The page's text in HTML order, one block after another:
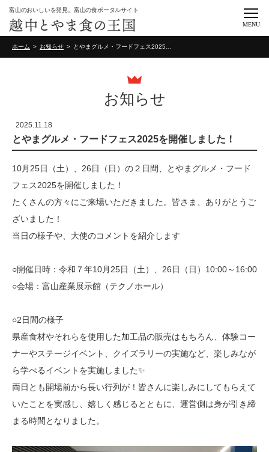
富山のおいしいを発見。富山の食ポータルサイト
MENU
ホーム お知らせ
お知らせ
2025.11.18
とやまグルメ・フードフェス2025を開催しました！
10月25日（土）、26日（日）の２日間、とやまグルメ・フード
フェス2025を開催しました！
たくさんの方々にご来場いただきました。皆さま、ありがとうご
ざいました！
当日の様子や、大使のコメントを紹介します
○開催日時：令和７年10月25日（土）、26日（日）10:00～16:00
○会場：富山産業展示館（テクノホール）
○2日間の様子
県産食材やそれらを使用した加工品の販売はもちろん、体験コー
ナーやステージイベント、クイズラリーの実施など、楽しみなが
ら学べるイベントを実施しました✨
両日とも開場前から長い行列が！皆さんに楽しみにしてもらえて
いたことを実感し、嬉しく感じるとともに、運営側は身が引き締
まる時間となりました。